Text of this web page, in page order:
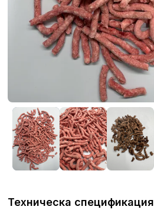
Техническа спецификация